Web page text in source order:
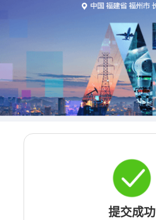
提交成功